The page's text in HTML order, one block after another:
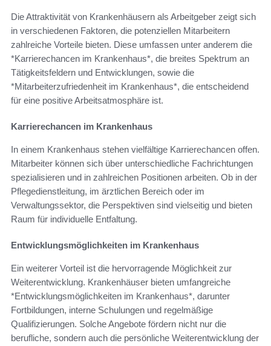
Die Attraktivität von Krankenhäusern als Arbeitgeber zeigt sich
in verschiedenen Faktoren, die potenziellen Mitarbeitern
zahlreiche Vorteile bieten. Diese umfassen unter anderem die
*Karrierechancen im Krankenhaus*, die breites Spektrum an
Tätigkeitsfeldern und Entwicklungen, sowie die
*Mitarbeiterzufriedenheit im Krankenhaus*, die entscheidend
für eine positive Arbeitsatmosphäre ist.
Karrierechancen im Krankenhaus
In einem Krankenhaus stehen vielfältige Karrierechancen offen.
Mitarbeiter können sich über unterschiedliche Fachrichtungen
spezialisieren und in zahlreichen Positionen arbeiten. Ob in der
Pflegedienstleitung, im ärztlichen Bereich oder im
Verwaltungssektor, die Perspektiven sind vielseitig und bieten
Raum für individuelle Entfaltung.
Entwicklungsmöglichkeiten im Krankenhaus
Ein weiterer Vorteil ist die hervorragende Möglichkeit zur
Weiterentwicklung. Krankenhäuser bieten umfangreiche
*Entwicklungsmöglichkeiten im Krankenhaus*, darunter
Fortbildungen, interne Schulungen und regelmäßige
Qualifizierungen. Solche Angebote fördern nicht nur die
berufliche, sondern auch die persönliche Weiterentwicklung der